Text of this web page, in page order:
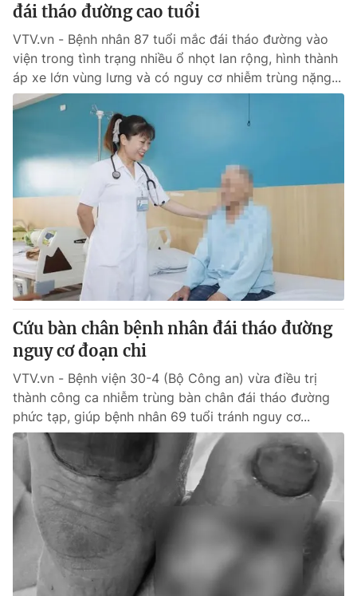
đái tháo đường cao tuổi
VTV.vn - Bệnh nhân 87 tuổi mắc đái tháo đường vào
viện trong tình trạng nhiều ổ nhọt lan rộng, hình thành
áp xe lớn vùng lưng và có nguy cơ nhiễm trùng nặng...
Cứu bàn chân bệnh nhân đái tháo đường
nguy cơ đoạn chi
VTV.vn - Bệnh viện 30-4 (Bộ Công an) vừa điều trị
thành công ca nhiễm trùng bàn chân đái tháo đường
phức tạp, giúp bệnh nhân 69 tuổi tránh nguy cơ...